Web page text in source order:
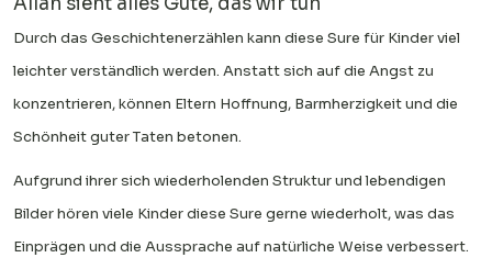
Durch das Geschichtenerzählen kann diese Sure für Kinder viel
leichter verständlich werden. Anstatt sich auf die Angst zu
konzentrieren, können Eltern Hoffnung, Barmherzigkeit und die
Schönheit guter Taten betonen.
Aufgrund ihrer sich wiederholenden Struktur und lebendigen
Bilder hören viele Kinder diese Sure gerne wiederholt, was das
Einprägen und die Aussprache auf natürliche Weise verbessert.